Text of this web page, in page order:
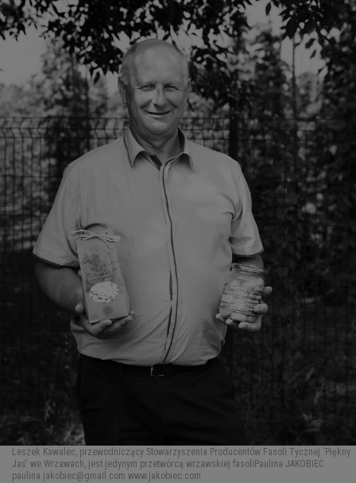
Leszek Kawalec, przewodniczący Stowarzyszenia Producentów Fasoli Tycznej 'Piękny
Jaś' we Wrzawach, jest jedynym przetwórcą wrzawskiej fasoliPaulina JAKOBIEC
paulina.jakobiec@gmail.com www.jakobiec.com